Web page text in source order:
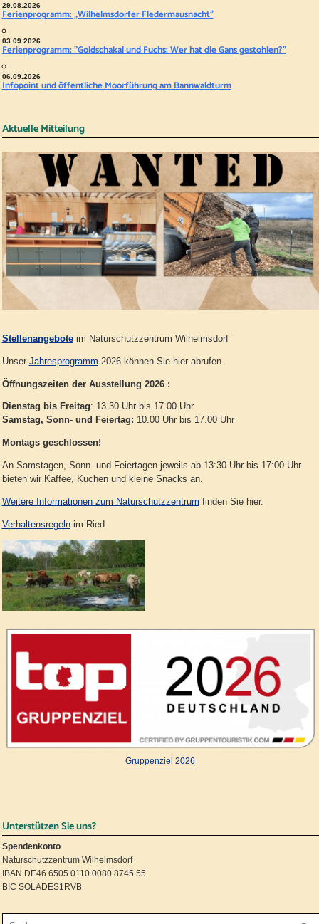
29.08.2026
Ferienprogramm: „Wilhelmsdorfer Fledermausnacht"
03.09.2026
Ferienprogramm: "Goldschakal und Fuchs: Wer hat die Gans gestohlen?"
06.09.2026
Infopoint und öffentliche Moorführung am Bannwaldturm
Aktuelle Mitteilung
Stellenangeboteim Naturschutzzentrum Wilhelmsdorf
Unser Jahresprogramm 2026 können Sie hier abrufen.
Öffnungszeiten der Ausstellung 2026 :
Dienstag bis Freitag: 13.30 Uhr bis 17.00 Uhr
Samstag, Sonn- und Feiertag: 10.00 Uhr bis 17.00 Uhr
Montags geschlossen!
An Samstagen, Sonn- und Feiertagen jeweils ab 13:30 Uhr bis 17:00 Uhr
bieten wir Kaffee, Kuchen und kleine Snacks an.
Weitere Informationen zum Naturschutzzentrum finden Sie hier.
Verhaltensregelnim Ried
Gruppenziel 2026
Unterstützen Sie uns?
Spendenkonto
Naturschutzzentrum Wilhelmsdorf
IBAN DE46 6505 0110 0080 8745 55
BIC SOLADES1RVB